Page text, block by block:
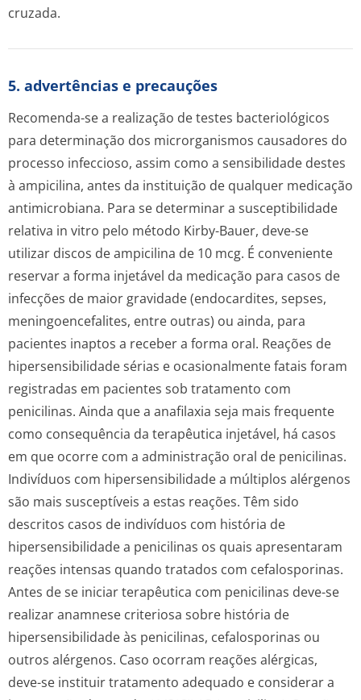
cruzada.
5. advertências e precauções
Recomenda-se a realização de testes bacteriológicos
para determinação dos microrganismos causadores do
processo infeccioso, assim como a sensibilidade destes
à ampicilina, antes da instituição de qualquer medicação
antimicrobiana. Para se determinar a susceptibilidade
relativa in vitro pelo método Kirby-Bauer, deve-se
utilizar discos de ampicilina de 10 mcg. É conveniente
reservar a forma injetável da medicação para casos de
infecções de maior gravidade (endocardites, sepses,
meningoencefalites, entre outras) ou ainda, para
pacientes inaptos a receber a forma oral. Reações de
hipersensibilidade sérias e ocasionalmente fatais foram
registradas em pacientes sob tratamento com
penicilinas. Ainda que a anafilaxia seja mais frequente
como consequência da terapêutica injetável, há casos
em que ocorre com a administração oral de penicilinas.
Indivíduos com hipersensibilidade a múltiplos alérgenos
são mais susceptíveis a estas reações. Têm sido
descritos casos de indivíduos com história de
hipersensibilidade a penicilinas os quais apresentaram
reações intensas quando tratados com cefalosporinas.
Antes de se iniciar terapêutica com penicilinas deve-se
realizar anamnese criteriosa sobre história de
hipersensibilidade às penicilinas, cefalosporinas ou
outros alérgenos. Caso ocorram reações alérgicas,
deve-se instituir tratamento adequado e considerar a